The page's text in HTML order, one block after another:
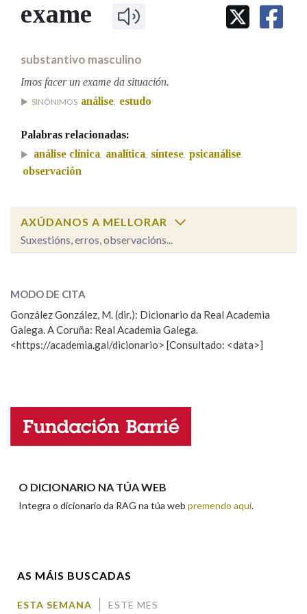
IDENTIDADE CORPORATIVA
MARCIAL DEL ADALID
FIGURAS HOMENAXEADAS
PRIMAVERA DAS LETRAS
PORTAL DAS PALABRAS
Facebook
TwitterYoutubeInstagram
Bluesky
BUSCAR NOS LEMAS
Remata por
Contén
BUSCAR NO CONTIDO
Nas definicións
Nos exemplos
Na fraseoloxía
OUTRAS OPCIÓNS DE BUSCA
Marcas gramaticais
Pertence a
exame
substantivo masculino
Imos facer un exame da situación.
SINÓNIMOS análise, estudo
Palabras relacionadas:
análise clínica, analítica, síntese, psicanálise,
observación
AXÚDANOS A MELLORAR
Suxestións, erros, observacións...
ESCOLLE UNHA OPCIÓN:
Observación Hai un erro na palabra
Propoño mellorar a definición
Nome
MODO DE CITA
González González, M. (dir.): Dicionario da Real Academia
Galega. A Coruña: Real Academia Galega.
<https://academia.gal/dicionario> [Consultado: <data>]
O DICIONARIO NA TÚA WEB
Integra o dicionario da RAG na túa web premendo aquí.
AS MÁIS BUSCADAS
ESTA SEMANA ESTE MES